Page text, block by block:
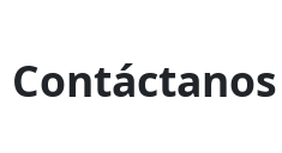
Contáctanos